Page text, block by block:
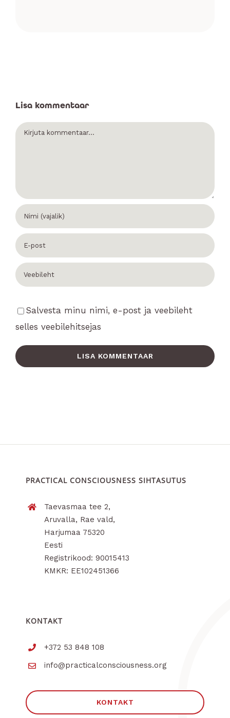
Lisa kommentaar
Comment
Salvesta minu nimi, e-post ja veebileht
selles veebilehitsejas
PRACTICAL CONSCIOUSNESS SIHTASUTUS
Taevasmaa tee 2,
Aruvalla, Rae vald,
Harjumaa 75320
Eesti
Registrikood: 90015413
KMKR: EE102451366
KONTAKT
+372 53 848 108
info@practicalconsciousness.org
KONTAKT